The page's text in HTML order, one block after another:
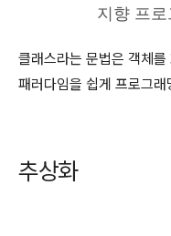
지향 프
클래스라는 문법은 객체
패러다임을 쉽게 프로그
추상화